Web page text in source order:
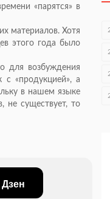
«парятся» в
материалов. Хотя
этого года было
для возбуждения
с «продукцией», а
в нашем языке
не существует, то
Дзен